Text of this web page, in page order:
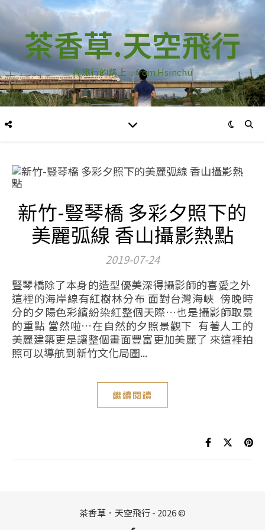
茶香草.天空飛行
在旅行的路上…from Hsinchu
新竹-豎琴橋 多彩夕照下的
美麗弧線 香山攝影熱點
2019-07-24
豎琴橋除了本身的造型優美深得攝影師的喜愛之外
這裡的海岸線有紅樹林分布 面對台灣海峽 傍晚時
分的夕陽色彩繽紛染紅整個天際…也是攝影師取景
的重點 當然啦…在自然的夕照景觀下 有著人工的
美麗建築更是讓整個畫面豐富更加美麗了 來這裡拍
照可以導航到新竹文化局圖...
繼續閱讀
茶香草．天空飛行 - 2026 ©